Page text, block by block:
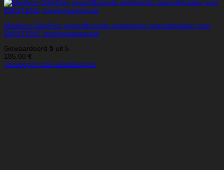
Medivon OdinFlex gecertificeerde elektrische spierstimulator voor
EMS/TENS, trainingsapparaat
Gewaardeerd 5 uit 5
185.00 €
Toevoegen aan winkelwagen